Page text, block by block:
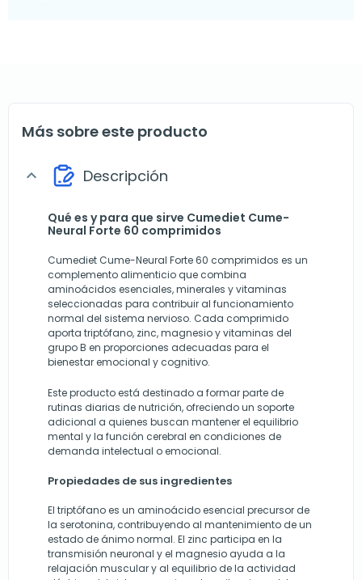
Más sobre este producto
expand_more Descripción
Qué es y para que sirve Cumediet Cume-
Neural Forte 60 comprimidos
Cumediet Cume-Neural Forte 60 comprimidos es un
complemento alimenticio que combina
aminoácidos esenciales, minerales y vitaminas
seleccionadas para contribuir al funcionamiento
normal del sistema nervioso. Cada comprimido
aporta triptófano, zinc, magnesio y vitaminas del
grupo B en proporciones adecuadas para el
bienestar emocional y cognitivo.
Este producto está destinado a formar parte de
rutinas diarias de nutrición, ofreciendo un soporte
adicional a quienes buscan mantener el equilibrio
mental y la función cerebral en condiciones de
demanda intelectual o emocional.
Propiedades de sus ingredientes
El triptófano es un aminoácido esencial precursor de
la serotonina, contribuyendo al mantenimiento de un
estado de ánimo normal. El zinc participa en la
transmisión neuronal y el magnesio ayuda a la
relajación muscular y al equilibrio de la actividad